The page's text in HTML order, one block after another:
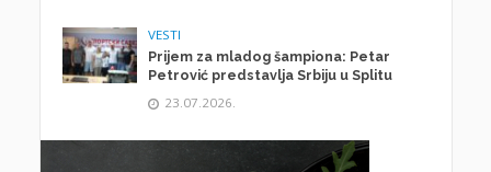
VESTI
Prijem za mladog šampiona: Petar
Petrović predstavlja Srbiju u Splitu
23.07.2026.